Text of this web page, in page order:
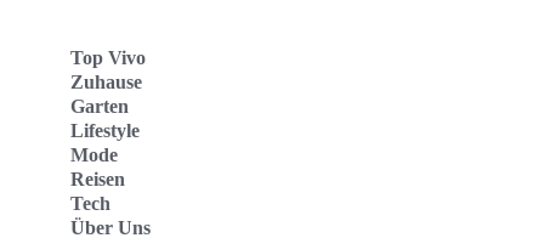
Top Vivo
Zuhause
Garten
Lifestyle
Mode
Reisen
Tech
Über Uns